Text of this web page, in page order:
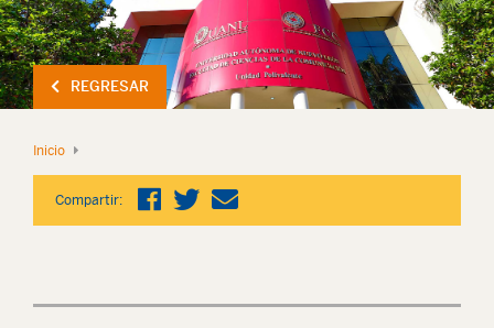
REGRESAR
Inicio
Compartir: